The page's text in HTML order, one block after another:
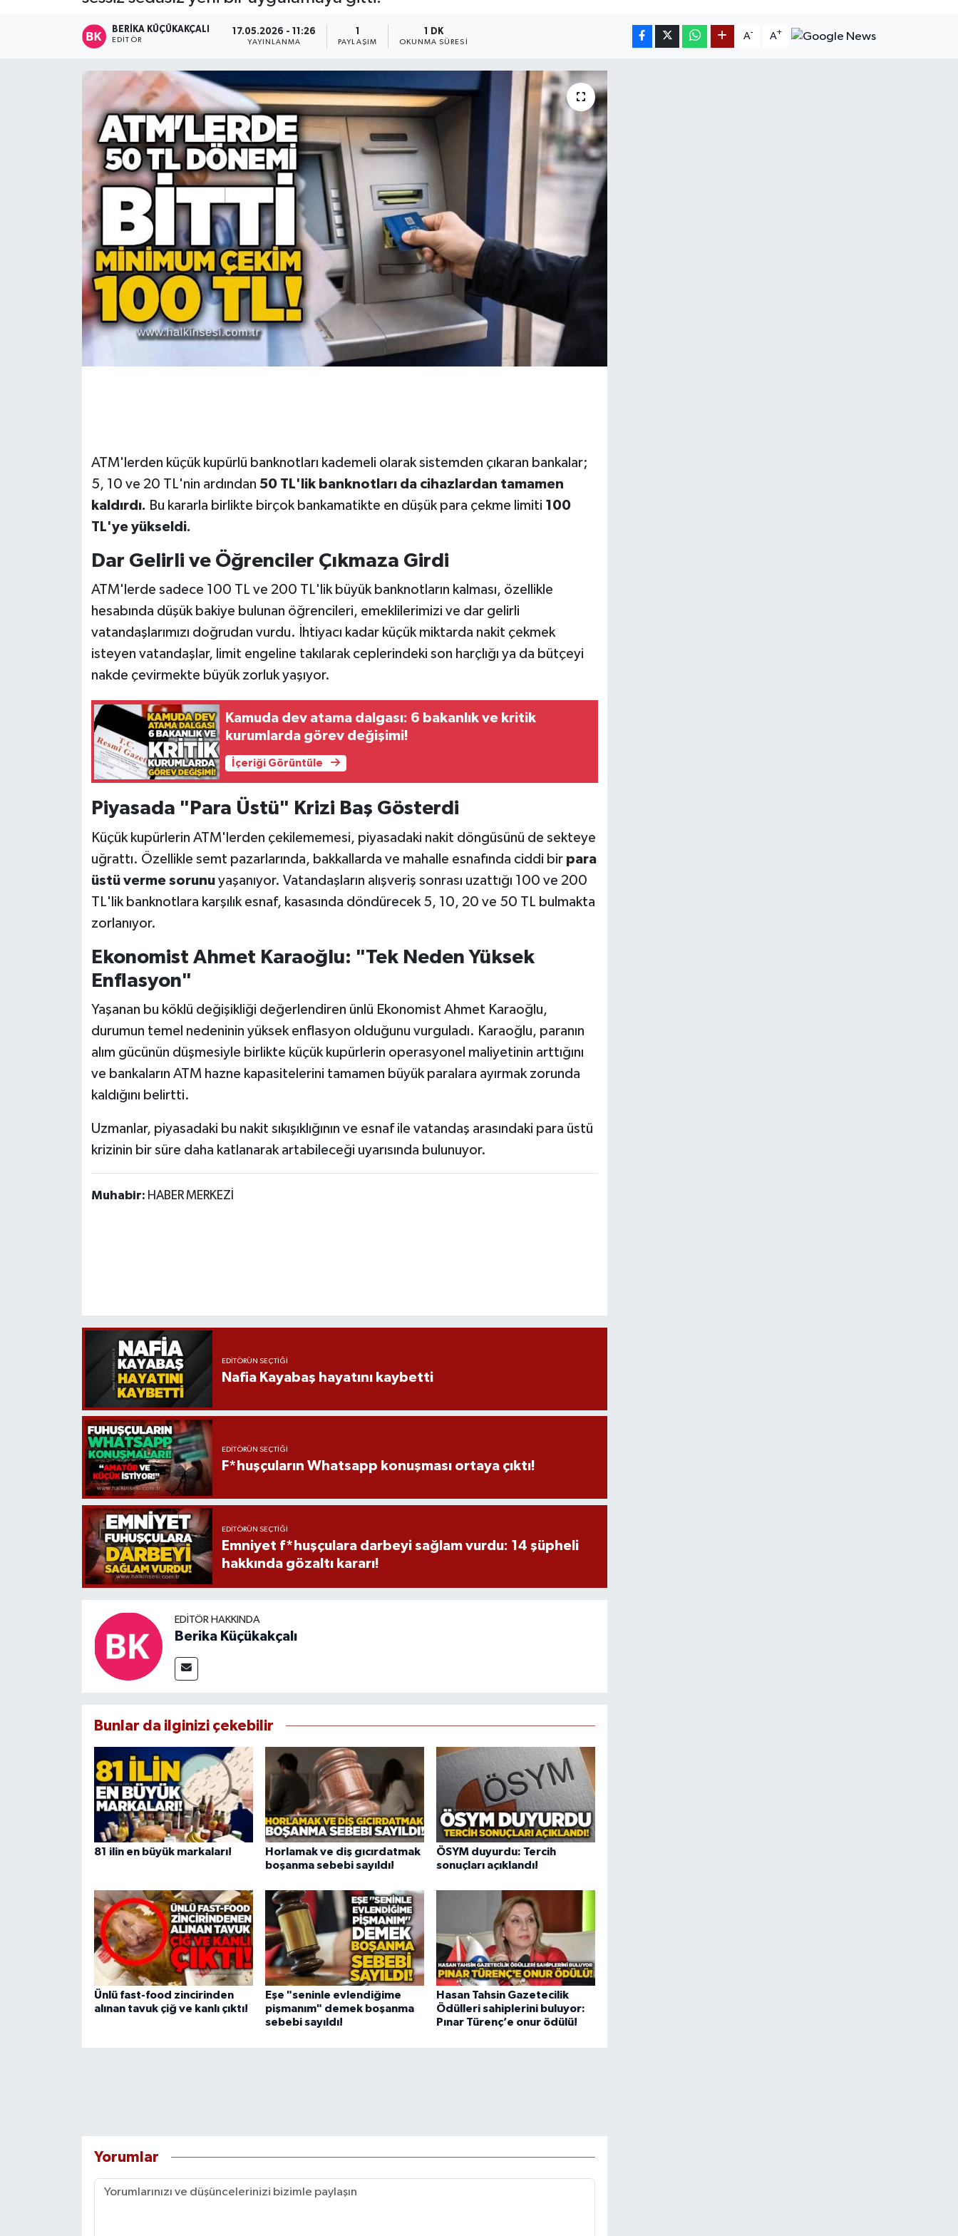
BERIKA KÜÇÜKAKÇALI
EDITÖR
17.05.2026 - 11:26
YAYINLANMA
1
PAYLAŞIM
1 DK
OKUNMA SÜRESI
A- A+
ATM'lerden küçük kupürlü banknotları kademeli olarak sistemden çıkaran bankalar;
5, 10 ve 20 TL'nin ardından 50 TL'lik banknotları da cihazlardan tamamen
kaldırdı. Bu kararla birlikte birçok bankamatikte en düşük para çekme limiti 100
TL'ye yükseldi.
Dar Gelirli ve Öğrenciler Çıkmaza Girdi
ATM'lerde sadece 100 TL ve 200 TL'lik büyük banknotların kalması, özellikle
hesabında düşük bakiye bulunan öğrencileri, emeklilerimizi ve dar gelirli
vatandaşlarımızı doğrudan vurdu. İhtiyacı kadar küçük miktarda nakit çekmek
isteyen vatandaşlar, limit engeline takılarak ceplerindeki son harçlığı ya da bütçeyi
nakde çevirmekte büyük zorluk yaşıyor.
Kamuda dev atama dalgası: 6 bakanlık ve kritik
kurumlarda görev değişimi!
İçeriği Görüntüle
Piyasada "Para Üstü" Krizi Baş Gösterdi
Küçük kupürlerin ATM'lerden çekilememesi, piyasadaki nakit döngüsünü de sekteye
uğrattı. Özellikle semt pazarlarında, bakkallarda ve mahalle esnafında ciddi bir para
üstü verme sorunuyaşanıyor. Vatandaşların alışveriş sonrası uzattığı 100 ve 200
TL'lik banknotlara karşılık esnaf, kasasında döndürecek 5, 10, 20 ve 50 TL bulmakta
zorlanıyor.
Ekonomist Ahmet Karaoğlu: "Tek Neden Yüksek
Enflasyon"
Yaşanan bu köklü değişikliği değerlendiren ünlü Ekonomist Ahmet Karaoğlu,
durumun temel nedeninin yüksek enflasyon olduğunu vurguladı. Karaoğlu, paranın
alım gücünün düşmesiyle birlikte küçük kupürlerin operasyonel maliyetinin arttığını
ve bankaların ATM hazne kapasitelerini tamamen büyük paralara ayırmak zorunda
kaldığını belirtti.
Uzmanlar, piyasadaki bu nakit sıkışıklığının ve esnaf ile vatandaş arasındaki para üstü
krizinin bir süre daha katlanarak artabileceği uyarısında bulunuyor.
Muhabir: HABER MERKEZİ
EDITÖRÜN SEÇTIĞI
Nafia Kayabaş hayatını kaybetti
EDITÖRÜN SEÇTIĞI
F*huşçuların Whatsapp konuşması ortaya çıktı!
EDITÖRÜN SEÇTIĞI
Emniyet f*huşçulara darbeyi sağlam vurdu: 14 şüpheli
hakkında gözaltı kararı!
EDITÖR HAKKINDA
Berika Küçükakçalı
Bunlar da ilginizi çekebilir
81 ilin en büyük markaları!
Horlamak ve diş gıcırdatmak
boşanma sebebi sayıldı!
ÖSYM duyurdu: Tercih
sonuçları açıklandı!
Ünlü fast-food zincirinden
alınan tavuk çiğ ve kanlı çıktı!
Eşe "seninle evlendiğime
pişmanım" demek boşanma
sebebi sayıldı!
Hasan Tahsin Gazetecilik
Ödülleri sahiplerini buluyor:
Pınar Türenç’e onur ödülü!
Yorumlar
BİLİM VE TEKNOLOJİ
Ekonomi
Kültür - Sanat
MAGAZİN
Resmi İlan